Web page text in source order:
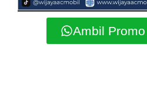
Ambil